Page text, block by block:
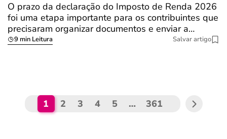
O prazo da declaração do Imposto de Renda 2026
foi uma etapa importante para os contribuintes que
precisaram organizar documentos e enviar a…
9 min Leitura Salvar artigo
1 2 3 4 5 … 361